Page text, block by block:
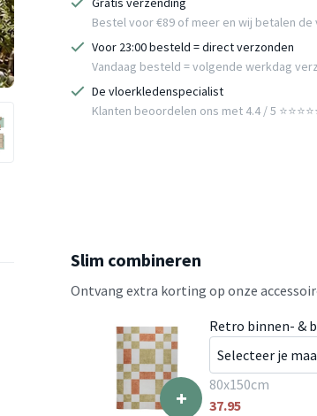
Bestel voor €89 of meer en wij betalen
Voor 23:00 besteld = direct verzonden
Vandaag besteld = volgende werkdag
De vloerkledenspecialist
Klanten beoordelen ons met 4.4 / 5
Slim combineren
Ontvang extra korting op onze
+
Retro binnen- &
80x150cm
37.95